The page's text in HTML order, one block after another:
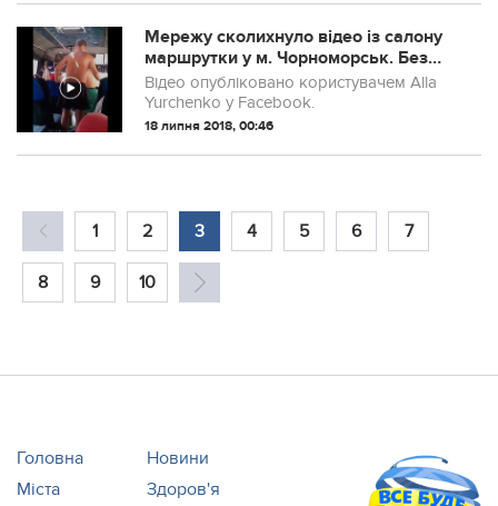
Лановеччина».
Мережу сколихнуло відео із салону
маршрутки у м. Чорноморськ. Без
цензури.
Відео опубліковано користувачем Alla
Yurchenko у Facebook.
18 липня 2018, 00:46
1 2 3 4 5 6 7
8 9 10
Головна
Новини
Міста
Здоров'я